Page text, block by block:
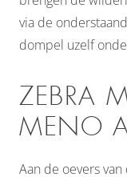
via de
dompel uzelf
ZEBRA
MENO
Aan de oevers